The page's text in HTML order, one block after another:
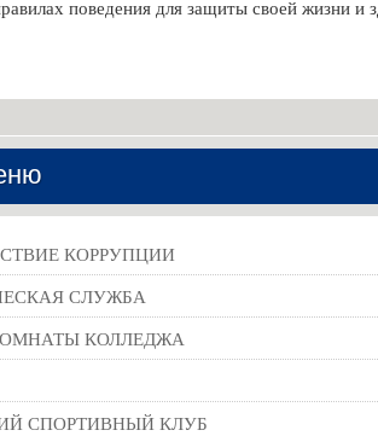
в ЕГЭ
за каждой группой отдельного
поведения для защиты своей жизни и
КОРРУПЦИИ
СЛУЖБА
КОЛЛЕДЖА
СПОРТИВНЫЙ КЛУБ